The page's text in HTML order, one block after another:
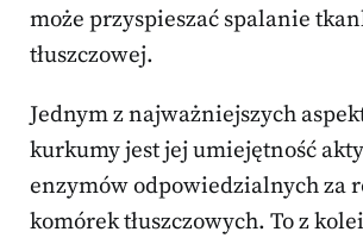
może przyspieszać spalanie
tłuszczowej.
Jednym z najważniejszych
kurkumy jest jej umiejętność
enzymów odpowiedzialnych za
komórek tłuszczowych. To z